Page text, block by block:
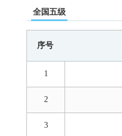
全国五级
序号
1
2
3